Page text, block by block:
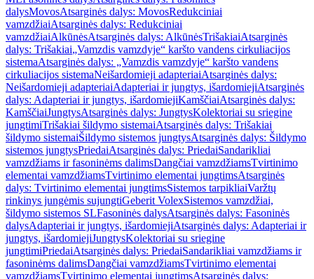
dalysMovosAtsarginės dalys: MovosRedukciniai
vamzdžiaiAtsarginės dalys: Redukciniai
vamzdžiaiAlkūnėsAtsarginės dalys: AlkūnėsTrišakiaiAtsarginės
dalys: Trišakiai„Vamzdis vamzdyje“ karšto vandens cirkuliacijos
sistemaAtsarginės dalys: „Vamzdis vamzdyje“ karšto vandens
cirkuliacijos sistemaNeišardomieji adapteriaiAtsarginės dalys:
Neišardomieji adapteriaiAdapteriai ir jungtys, išardomiejiAtsarginės
dalys: Adapteriai ir jungtys, išardomiejiKamščiaiAtsarginės dalys:
KamščiaiJungtysAtsarginės dalys: JungtysKolektoriai su sriegine
jungtimiTrišakiai šildymo sistemaiAtsarginės dalys: Trišakiai
šildymo sistemaiŠildymo sistemos jungtysAtsarginės dalys: Šildymo
sistemos jungtysPriedaiAtsarginės dalys: PriedaiSandarikliai
vamzdžiams ir fasoninėms dalimsDangčiai vamzdžiamsTvirtinimo
elementai vamzdžiamsTvirtinimo elementai jungtimsAtsarginės
dalys: Tvirtinimo elementai jungtimsSistemos tarpikliaiVaržtų
rinkinys jungėmis sujungtiGeberit VolexSistemos vamzdžiai,
šildymo sistemos SLFasoninės dalysAtsarginės dalys: Fasoninės
dalysAdapteriai ir jungtys, išardomiejiAtsarginės dalys: Adapteriai ir
jungtys, išardomiejiJungtysKolektoriai su sriegine
jungtimiPriedaiAtsarginės dalys: PriedaiSandarikliai vamzdžiams ir
fasoninėms dalimsDangčiai vamzdžiamsTvirtinimo elementai
vamzdžiamsTvirtinimo elementai jungtimsAtsarginės dalys: